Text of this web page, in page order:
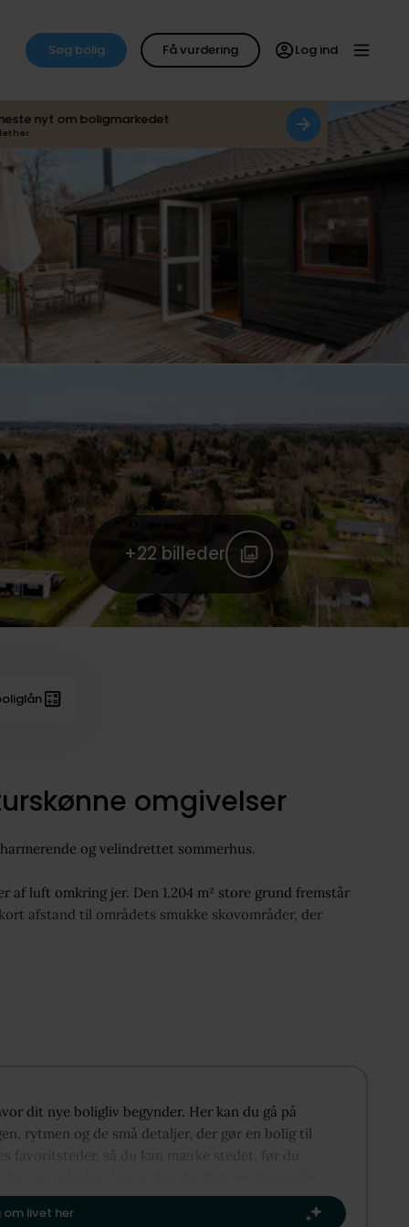
Søg bolig Få vurdering Log ind
nyt om boligmarkedet
her
+22 billeder
omgivelser
og velindrettet sommerhus.
af luft omkring jer. Den 1.204 m² store grund fremstår
afstand til områdets smukke skovområder, der
udgang til den solrige træterrasse, hvor
med brus og vaskemaskine.
til havemøbler, cykler og redskaber. Denne
for at kombinere afslapning med aktivt udeliv.
dit nye boligliv begynder. Her kan du gå på
rytmen og de små detaljer, der gør en bolig til
favoritsteder, så du kan mærke stedet, før du
rammen om dit næste kapitel.​
livet her